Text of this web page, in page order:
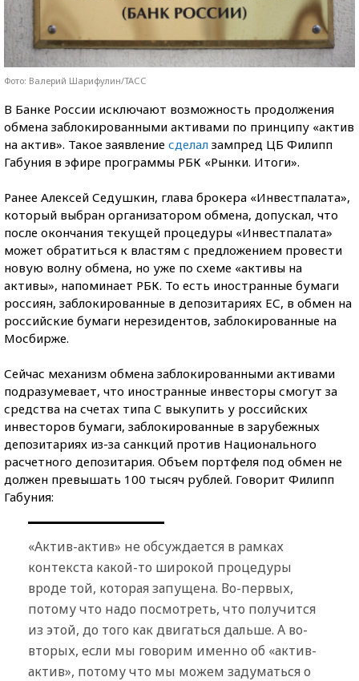
Фото: Валерий Шарифулин/ТАСС
В Банке России исключают возможность продолжения
обмена заблокированными активами по принципу «актив
на актив». Такое заявление сделал зампред ЦБ Филипп
Габуния в эфире программы РБК «Рынки. Итоги».
Ранее Алексей Седушкин, глава брокера «Инвестпалата»,
который выбран организатором обмена, допускал, что
после окончания текущей процедуры «Инвестпалата»
может обратиться к властям с предложением провести
новую волну обмена, но уже по схеме «активы на
активы», напоминает РБК. То есть иностранные бумаги
россиян, заблокированные в депозитариях ЕС, в обмен на
российские бумаги нерезидентов, заблокированные на
Мосбирже.
Сейчас механизм обмена заблокированными активами
подразумевает, что иностранные инвесторы смогут за
средства на счетах типа С выкупить у российских
инвесторов бумаги, заблокированные в зарубежных
депозитариях из-за санкций против Национального
расчетного депозитария. Объем портфеля под обмен не
должен превышать 100 тысяч рублей. Говорит Филипп
Габуния:
«Актив-актив» не обсуждается в рамках
контекста какой-то широкой процедуры
вроде той, которая запущена. Во-первых,
потому что надо посмотреть, что получится
из этой, до того как двигаться дальше. А во-
вторых, если мы говорим именно об «актив-
актив», потому что мы можем задуматься о